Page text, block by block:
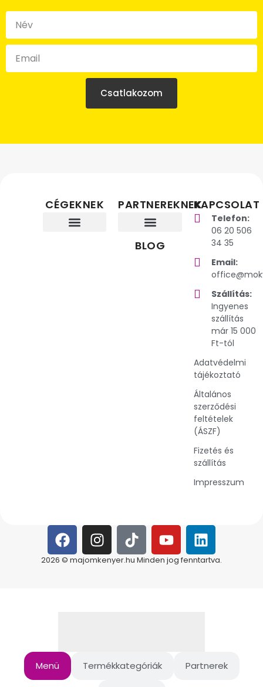
Csatlakozom
CÉGEKNEK PARTNEREKNEK
BLOG
KAPCSOLAT
Telefon:
06 20 506
34 35
Email:
Szállítás:
Ingyenes
szállítás
már 15 000
Ft-tól
Adatvédelmi
tájékoztató
Általános
szerződési
feltételek
(ÁSZF)
Fizetés és
szállítás
Impresszum
2026 © majomkenyer.hu Minden jog fenntartva.
Menü Termékkategóriák Partnerek